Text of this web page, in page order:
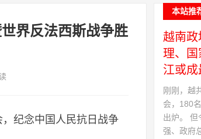
界反法西斯战争胜
纪念中国人民抗日战争
本站推
越南政
理、国
江或
刚刚，越
会，180
出炉。 但
强、政府